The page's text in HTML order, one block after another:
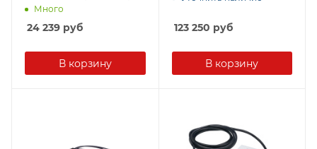
Много
24 239 руб
В корзину
123 250 руб
В корзину